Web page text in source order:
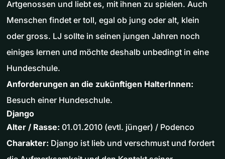
Artgenossen und liebt es, mit ihnen zu spielen. Auch
Menschen findet er toll, egal ob jung oder alt, klein
oder gross. LJ sollte in seinen jungen Jahren noch
einiges lernen und möchte deshalb unbedingt in eine
Hundeschule.
Anforderungen an die zukünftigen HalterInnen:
Besuch einer Hundeschule.
Django
Alter / Rasse: 01.01.2010 (evtl. jünger) / Podenco
Charakter: Django ist lieb und verschmust und fordert